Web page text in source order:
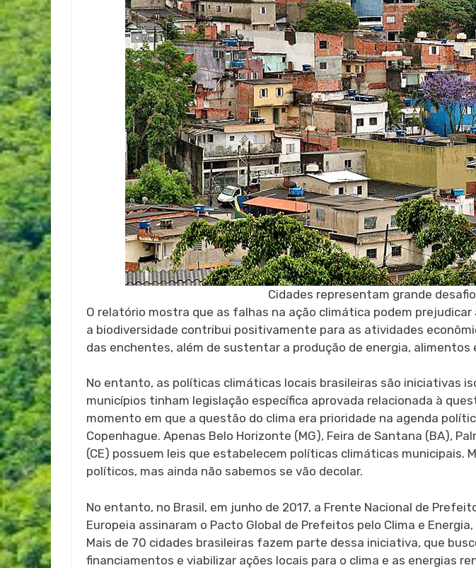
Cidades representam grande
O relatório mostra que as falhas na ação climática podem
a biodiversidade contribui positivamente para as atividades
das enchentes, além de sustentar a produção de energia, alimentos
No entanto, as políticas climáticas locais brasileiras são iniciativas
municípios tinham legislação específica aprovada relacionada à
momento em que a questão do clima era prioridade na agenda
Copenhague. Apenas Belo Horizonte (MG), Feira de Santana (BA),
(CE) possuem leis que estabelecem políticas climáticas municipais.
políticos, mas ainda não sabemos se vão decolar.
No entanto, no Brasil, em junho de 2017, a Frente Nacional de
Europeia assinaram o Pacto Global de Prefeitos pelo Clima e
Mais de 70 cidades brasileiras fazem parte dessa iniciativa, que
financiamentos e viabilizar ações locais para o clima e as energias